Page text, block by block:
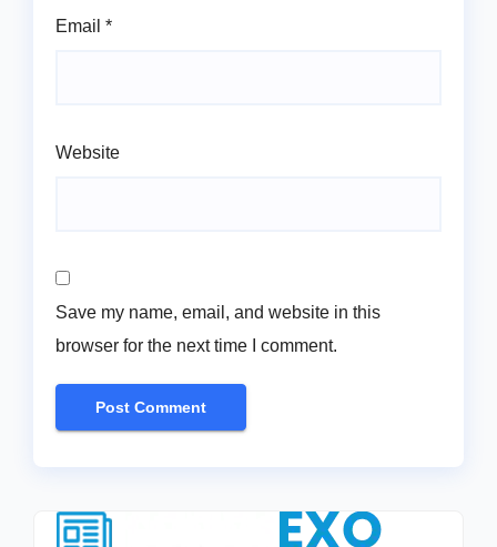
Email *
Website
Save my name, email, and website in this
browser for the next time I comment.